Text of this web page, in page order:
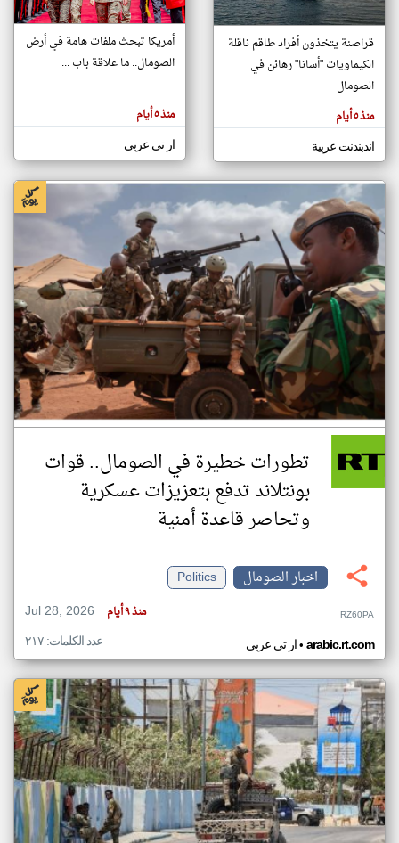
تغيير الدولة
اخبار الصومال على مدار الساعة
أهم اخبار الصومال العاجلة والمباشرة
المقالات
هنا عن
وجهة
كاتبيها.
قراصنة يتخذون أفراد طاقم ناقلة
الكيماويات "أسانا" رهائن في
الصومال
منذ ٥ أيام
اندبندنت عربية
أمريكا تبحث ملفات هامة في أرض
الصومال.. ما علاقة باب ...
منذ ٥ أيام
ار تي عربي
تطورات خطيرة في الصومال.. قوات
بونتلاند تدفع بتعزيزات عسكرية
وتحاصر قاعدة أمنية
اخبار الصومال
Politics
Jul 28, 2026
منذ ٩ أيام RZ60PA
ار تي عربي• arabic.rt.com عدد الكلمات: ٢١٧
klyoum.com